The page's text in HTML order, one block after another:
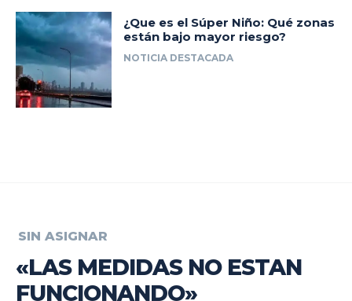
¿Que es el Súper Niño: Qué zonas
están bajo mayor riesgo?
NOTICIA DESTACADA